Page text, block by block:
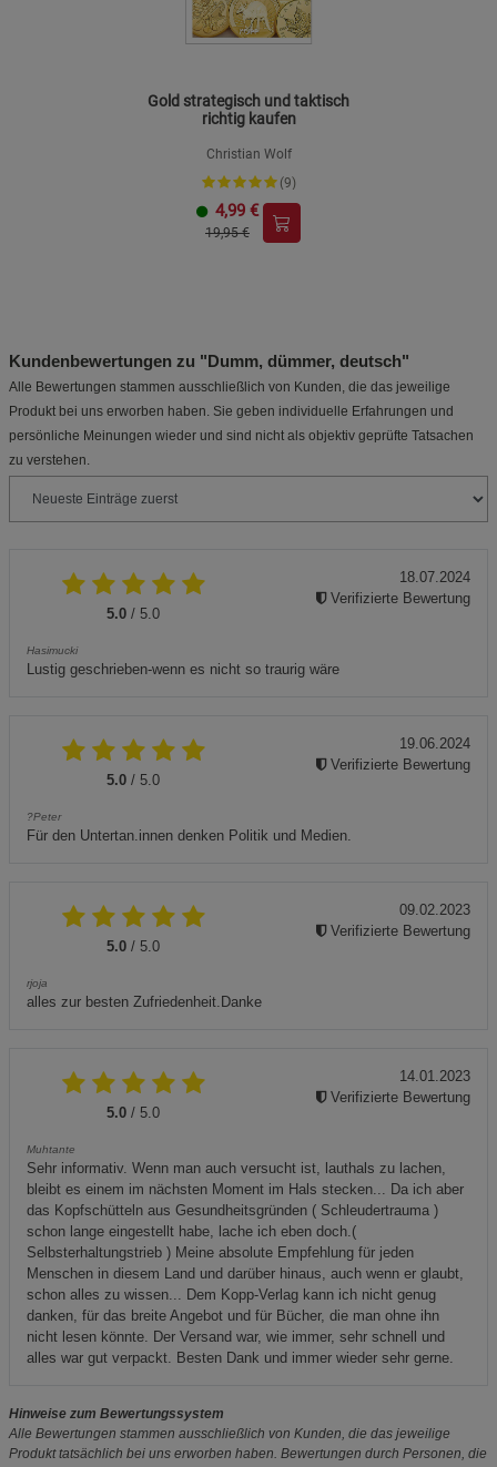
Gold strategisch und taktisch
richtig kaufen
Christian Wolf
(9)
4,99 €
19,95 €
Kundenbewertungen zu "Dumm, dümmer, deutsch"
Alle Bewertungen stammen ausschließlich von Kunden, die das jeweilige
Produkt bei uns erworben haben. Sie geben individuelle Erfahrungen und
persönliche Meinungen wieder und sind nicht als objektiv geprüfte Tatsachen
zu verstehen.
5.0 / 5.0
Hasimucki
Lustig geschrieben-wenn es nicht so traurig wäre
18.07.2024
Verifizierte Bewertung
5.0 / 5.0
?Peter
Für den Untertan.innen denken Politik und Medien.
19.06.2024
Verifizierte Bewertung
5.0 / 5.0
rjoja
alles zur besten Zufriedenheit.Danke
09.02.2023
Verifizierte Bewertung
5.0 / 5.0
Muhtante
Sehr informativ. Wenn man auch versucht ist, lauthals zu lachen,
bleibt es einem im nächsten Moment im Hals stecken... Da ich aber
das Kopfschütteln aus Gesundheitsgründen ( Schleudertrauma )
schon lange eingestellt habe, lache ich eben doch.(
Selbsterhaltungstrieb ) Meine absolute Empfehlung für jeden
Menschen in diesem Land und darüber hinaus, auch wenn er glaubt,
schon alles zu wissen... Dem Kopp-Verlag kann ich nicht genug
danken, für das breite Angebot und für Bücher, die man ohne ihn
nicht lesen könnte. Der Versand war, wie immer, sehr schnell und
alles war gut verpackt. Besten Dank und immer wieder sehr gerne.
14.01.2023
Verifizierte Bewertung
Hinweise zum Bewertungssystem
Alle Bewertungen stammen ausschließlich von Kunden, die das jeweilige
Produkt tatsächlich bei uns erworben haben. Bewertungen durch Personen, die